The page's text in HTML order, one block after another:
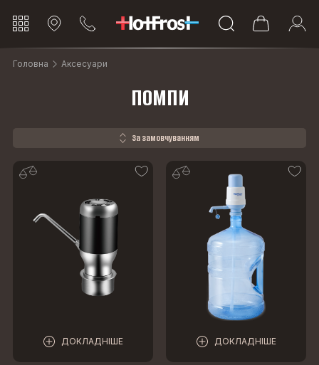
Головна Аксесуари
ПОМПИ
За замовчуванням
ДОКЛАДНІШЕ ДОКЛАДНІШЕ